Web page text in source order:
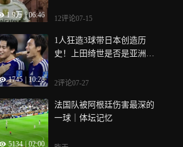
1.9万 | 06:46 12评论07-15
1745 10:28
1人狂造3球带日本创造历
史！上田绮世是否是亚洲现
2评论07-27
5134 02:00
法国队被阿根廷伤害最深的
一球｜体坛记忆